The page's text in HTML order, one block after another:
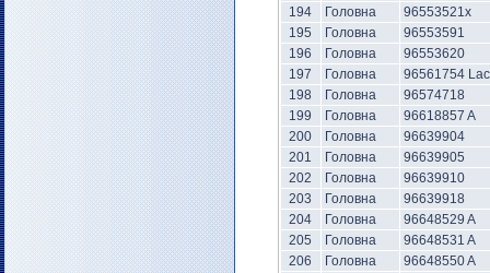
194
Головна
96553521х
195
Головна
96553591
196
Головна
96553620
197
Головна
96561754 Lac
198
Головна
96574718
199
Головна
96618857 A
200
Головна
96639904
201
Головна
96639905
202
Головна
96639910
203
Головна
96639918
204
Головна
96648529 A
205
Головна
96648531 A
206
Головна
96648550 A